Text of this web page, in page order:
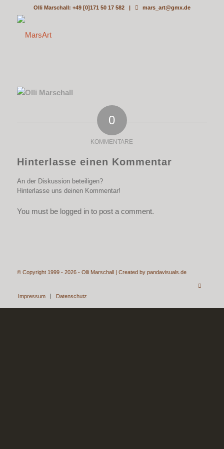
Olli Marschall: +49 [0]171 50 17 582 | mars_art@gmx.de
0
KOMMENTARE
Hinterlasse einen Kommentar
An der Diskussion beteiligen?
Hinterlasse uns deinen Kommentar!
You must be logged in to post a comment.
© Copyright 1999 - 2026 - Olli Marschall | Created by pandavisuals.de
Impressum Datenschutz